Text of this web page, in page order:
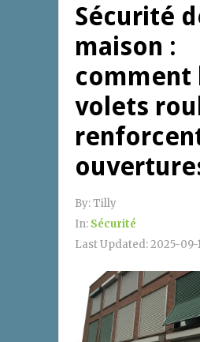
Sécurité
maison :
comment
volets
By:Tilly
In: Sécurité
Last Updated:2025-09-